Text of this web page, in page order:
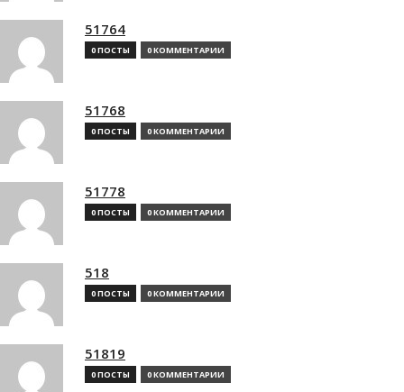
51764
0 ПОСТЫ 0 КОММЕНТАРИИ
51768
0 ПОСТЫ 0 КОММЕНТАРИИ
51778
0 ПОСТЫ 0 КОММЕНТАРИИ
518
0 ПОСТЫ 0 КОММЕНТАРИИ
51819
0 ПОСТЫ 0 КОММЕНТАРИИ